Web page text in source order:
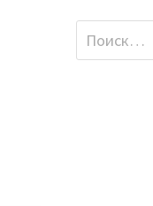
Найти: